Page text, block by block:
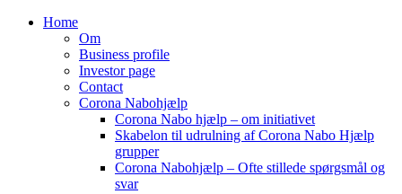
Home
Om
Business profile
Investor page
Contact
Corona Nabohjælp
Corona Nabo hjælp – om initiativet
Skabelon til udrulning af Corona Nabo Hjælp
grupper
Corona Nabohjælp – Ofte stillede spørgsmål og
svar